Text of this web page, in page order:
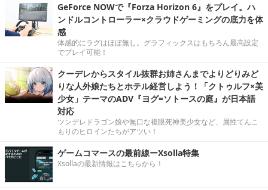
GeForce NOWで『Forza Horizon 6』をプレイ。ハ
ンドルコントローラー×クラウドゲーミングの底力を体
感
体感的にラグはほぼ無し。グラフィックスはもちろん最高設定
でプレイ可能！
クーデレからスタイル抜群お姉さんまでよりどりみど
りな人外娘たちとホテル経営しよう！「クトゥルフ×美
少女」テーマのADV『ヨグ=ソトースの庭』が日本語
対応
ツンデレドラゴン娘や無口な複眼死神美少女など、属性てんこ
もりのヒロインたちがアツい！
ゲームコマースの最前線ーXsolla特集
Xsollaの最新情報はこちらから！